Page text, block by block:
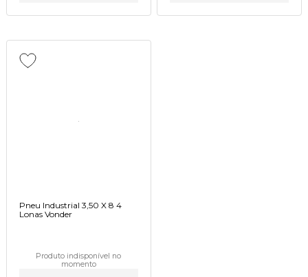
Pneu Industrial 3,50 X 8 4
Lonas Vonder
Produto indisponível no
momento